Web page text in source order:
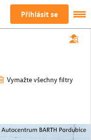
Přihlásit se
Vymažte všechny filtry